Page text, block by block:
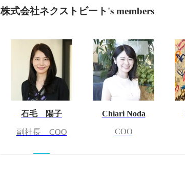
株式会社ネクストビート's members
石毛 陽子
副社長 COO
Chiari Noda
COO